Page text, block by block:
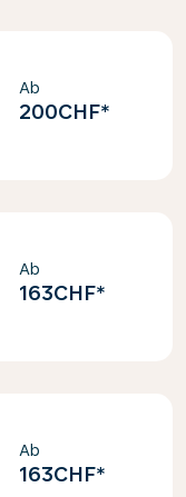
Ab
200CHF*
Ab
163CHF*
Ab
163CHF*